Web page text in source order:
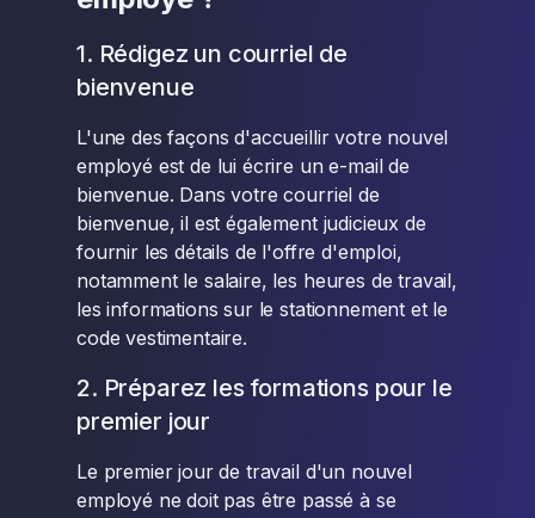
1. Rédigez un courriel de
bienvenue
L'une des façons d'accueillir votre nouvel
employé est de lui écrire un e-mail de
bienvenue. Dans votre courriel de
bienvenue, il est également judicieux de
fournir les détails de l'offre d'emploi,
notamment le salaire, les heures de travail,
les informations sur le stationnement et le
code vestimentaire.
2. Préparez les formations pour le
premier jour
Le premier jour de travail d'un nouvel
employé ne doit pas être passé à se